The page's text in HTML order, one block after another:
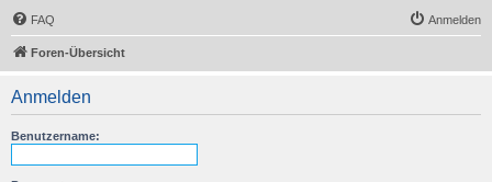
FAQ Anmelden
Foren-Übersicht
Anmelden
Benutzername: